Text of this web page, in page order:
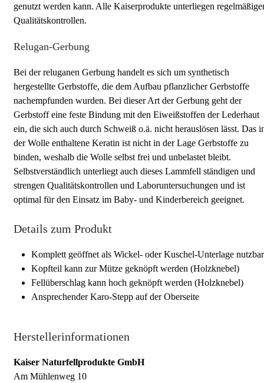
genutzt werden kann. Alle Kaiserprodukte unterliegen
Qualitätskontrollen.
Relugan-Gerbung
Bei der reluganen Gerbung handelt es sich um synthetisch
hergestellte Gerbstoffe, die dem Aufbau pflanzlicher Gerbstoffe
nachempfunden wurden. Bei dieser Art der Gerbung geht der
Gerbstoff eine feste Bindung mit den Eiweißstoffen der Lederhaut
ein, die sich auch durch Schweiß o.ä. nicht herauslösen lässt. Das
der Wolle enthaltene Keratin ist nicht in der Lage Gerbstoffe zu
binden, weshalb die Wolle selbst frei und unbelastet bleibt.
Selbstverständlich unterliegt auch dieses Lammfell ständigen und
strengen Qualitätskontrollen und Laboruntersuchungen und ist
optimal für den Einsatz im Baby- und Kinderbereich geeignet.
Details zum Produkt
Komplett geöffnet als Wickel- oder Kuschel-Unterlage nutzbar
Kopfteil kann zur Mütze geknöpft werden (Holzknebel)
Fellüberschlag kann hoch geknöpft werden (Holzknebel)
Ansprechender Karo-Stepp auf der Oberseite
Herstellerinformationen
Kaiser Naturfellprodukte GmbH
Am Mühlenweg 10